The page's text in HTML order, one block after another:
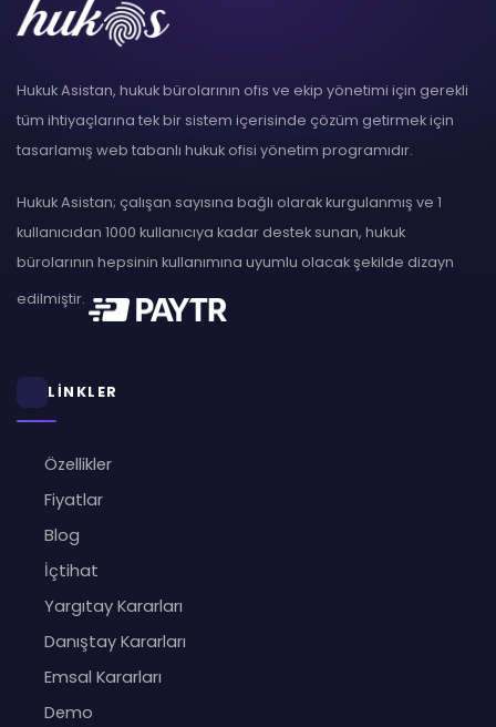
Hukuk Asistan, hukuk bürolarının ofis ve ekip yönetimi için gerekli
tüm ihtiyaçlarına tek bir sistem içerisinde çözüm getirmek için
tasarlamış web tabanlı hukuk ofisi yönetim programıdır.
Hukuk Asistan; çalışan sayısına bağlı olarak kurgulanmış ve 1
kullanıcıdan 1000 kullanıcıya kadar destek sunan, hukuk
bürolarının hepsinin kullanımına uyumlu olacak şekilde dizayn
edilmiştir.
LİNKLER
Özellikler
Fiyatlar
Blog
İçtihat
Yargıtay Kararları
Danıştay Kararları
Emsal Kararları
Demo